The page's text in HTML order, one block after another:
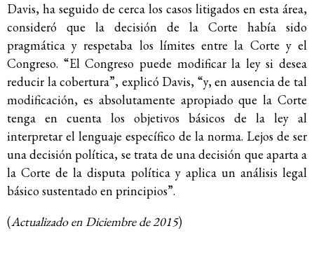
Davis, ha seguido de cerca los casos litigados en esta área,
consideró que la decisión de la Corte había sido
pragmática y respetaba los límites entre la Corte y el
Congreso. “El Congreso puede modificar la ley si desea
reducir la cobertura”, explicó Davis, “y, en ausencia de tal
modificación, es absolutamente apropiado que la Corte
tenga en cuenta los objetivos básicos de la ley al
interpretar el lenguaje específico de la norma. Lejos de ser
una decisión política, se trata de una decisión que aparta a
la Corte de la disputa política y aplica un análisis legal
básico sustentado en principios”.
(Actualizado en Diciembrede 2015)